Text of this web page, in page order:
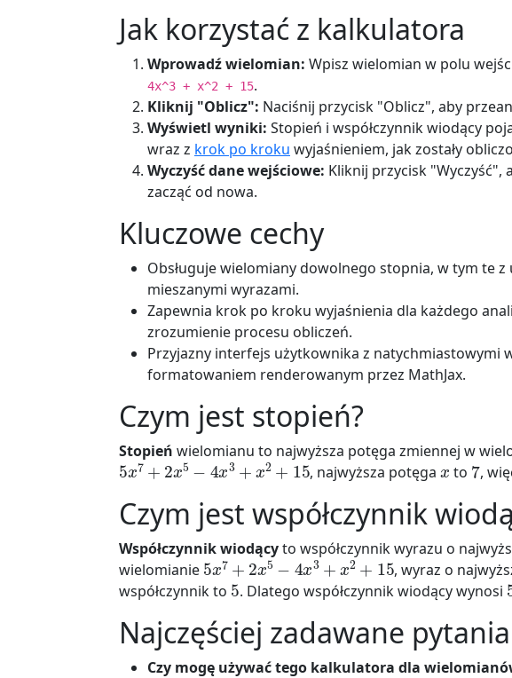
Jak korzystać z kalkulatora
Wprowadź wielomian: Wpisz wielomian w polu
4x^3 + x^2 + 15.
Kliknij "Oblicz": Naciśnij przycisk "Oblicz", aby
Wyświetl wyniki: Stopień i współczynnik wiodący
wraz z krok po kroku wyjaśnieniem, jak zostały
Wyczyść dane wejściowe: Kliknij przycisk "Wyczyść",
zacząć od nowa.
Kluczowe cechy
Obsługuje wielomiany dowolnego stopnia, w tym te z
mieszanymi wyrazami.
Zapewnia krok po kroku wyjaśnienia dla każdego
zrozumienie procesu obliczeń.
Przyjazny interfejs użytkownika z natychmiastowymi
formatowaniem renderowanym przez MathJax.
Czym jest stopień?
Stopień wielomianu to najwyższa potęga zmiennej w
5x7+2x 5−4x3+x2 +15
, najwyższa potęga
x
to
7
,
Czym jest współczynnik
Współczynnik wiodącyto współczynnik wyrazu o
wielomianie
5x7+2x5− 4x 3+x2+15
, wyraz o
współczynnik to
5
. Dlatego współczynnik wiodący wynosi
Najczęściej zadawane pytania
Czy mogę używać tego kalkulatora dla